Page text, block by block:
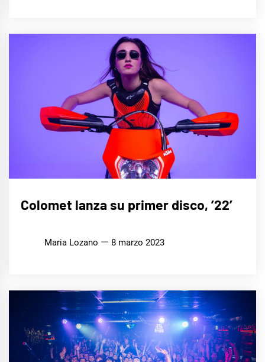
Colomet lanza su primer disco, ’22’
Maria Lozano 8 marzo 2023